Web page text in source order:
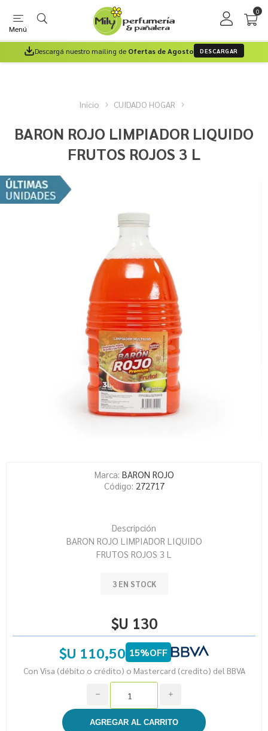
Menú
0
Descargá nuestro mailing de Ofertas de Agosto DESCARGAR
Inicio CUIDADO HOGAR
BARON ROJO LIMPIADOR LIQUIDO
FRUTOS ROJOS 3 L
Marca: BARON ROJO
Código: 272717
Descripción
BARON ROJO LIMPIADOR LIQUIDO
FRUTOS ROJOS 3 L
3 EN STOCK
$U 130
$U 110,50 15%OFF
Con Visa (débito o crédito) o Mastercard (credito) del BBVA
i
h